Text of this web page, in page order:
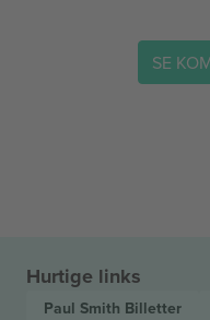
SE
Hurtige links
Paul Smith Billetter